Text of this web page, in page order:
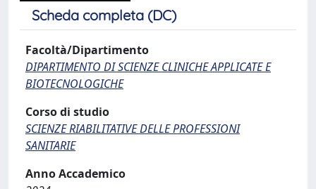
Scheda completa (DC)
Facoltà/Dipartimento
DIPARTIMENTO DI SCIENZE CLINICHE APPLICATE E
BIOTECNOLOGICHE
Corso di studio
SCIENZE RIABILITATIVE DELLE PROFESSIONI
SANITARIE
Anno Accademico